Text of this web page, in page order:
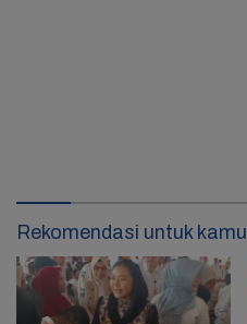
Rekomendasi untuk kamu